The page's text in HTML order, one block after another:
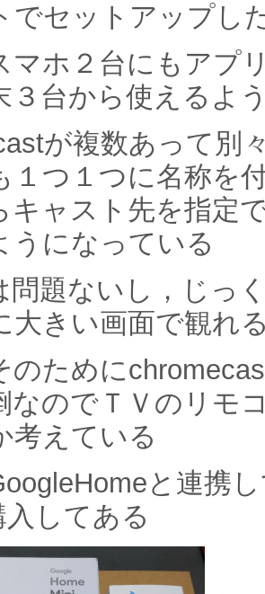
でセットアップし
マホ２台にもアプ
３台から使えるよ
が複数あって別
１つ１つに名称を
キャスト先を指定
うになっている
問題ないし，じっ
大きい画面で観れ
のために
なのでＴＶのリモ
考えている
と連携
してある